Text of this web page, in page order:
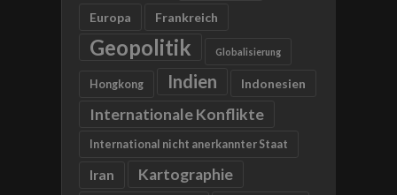
Europa Frankreich
Geopolitik Globalisierung
Hongkong Indien Indonesien
Internationale Konflikte
International nicht anerkannter Staat
Iran Kartographie